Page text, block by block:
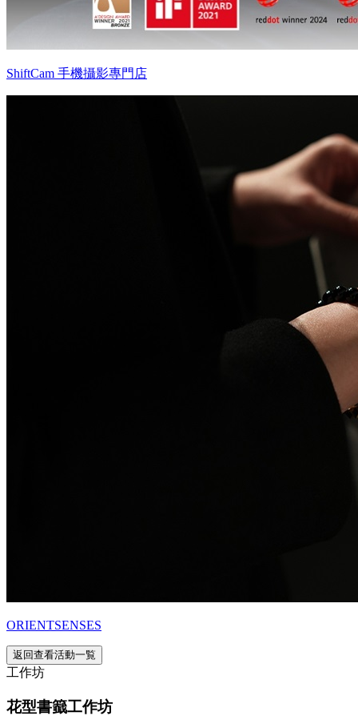
ShiftCam 手機攝影專門店
ORIENTSENSES
返回查看活動一覧
工作坊
花型書籖工作坊